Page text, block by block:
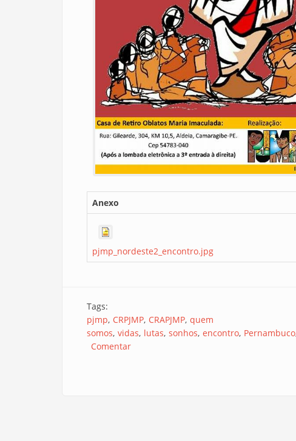
Anexo
pjmp_nordeste2_encontro.jpg
Tags:
pjmp CRPJMP CRAPJMP quem
somos vidas lutas sonhos encontro Pernambuco
Comentar